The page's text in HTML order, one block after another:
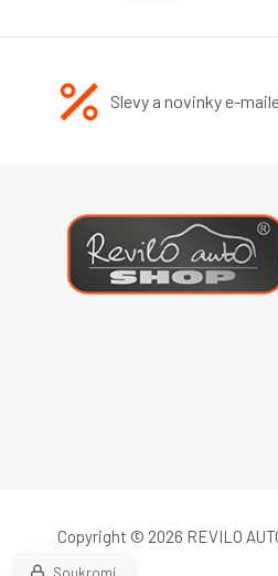
Slevy a novinky e-
Copyright © 2026 REVILO